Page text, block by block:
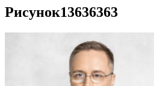
Рисунок13636363